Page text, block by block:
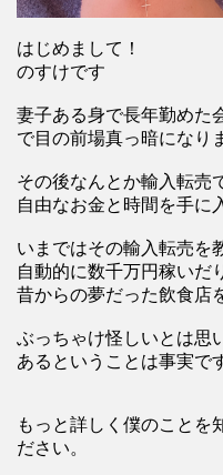
はじめまして！
のすけです
妻子ある身で長年勤めた
で目の前場真っ暗になり
その後なんとか輸入転売
自由なお金と時間を手に
いまではその輸入転売を
自動的に数千万円稼いだ
昔からの夢だった飲食店
ぶっちゃけ怪しいとは思
あるということは事実で
もっと詳しく僕のことを
ださい。